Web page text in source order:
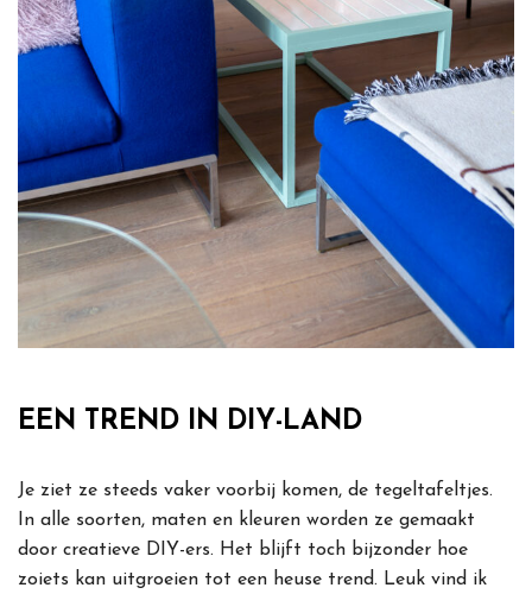
EEN TREND IN DIY-LAND
Je ziet ze steeds vaker voorbij komen, de tegeltafeltjes.
In alle soorten, maten en kleuren worden ze gemaakt
door creatieve DIY-ers. Het blijft toch bijzonder hoe
zoiets kan uitgroeien tot een heuse trend. Leuk vind ik